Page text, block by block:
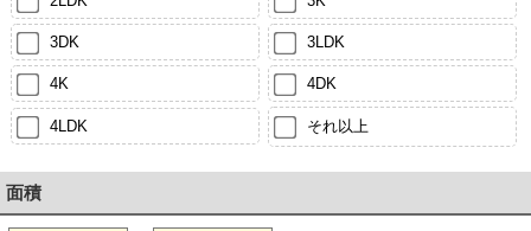
3DK 3LDK
4K 4DK
4LDK それ以上
面積